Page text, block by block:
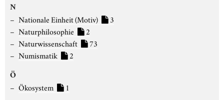
N
Nationale Einheit (Motiv)
3
Naturphilosophie
2
Naturwissenschaft
73
Numismatik
2
Ö
Ökosystem 1